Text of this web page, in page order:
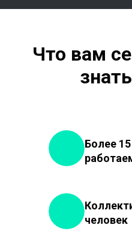
Что вам
Более
человек